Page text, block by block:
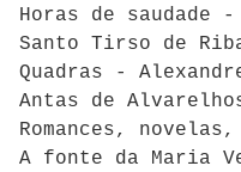
Horas de saudade
Santo Tirso de
Quadras -
Antas de
Romances,
A fonte da Maria